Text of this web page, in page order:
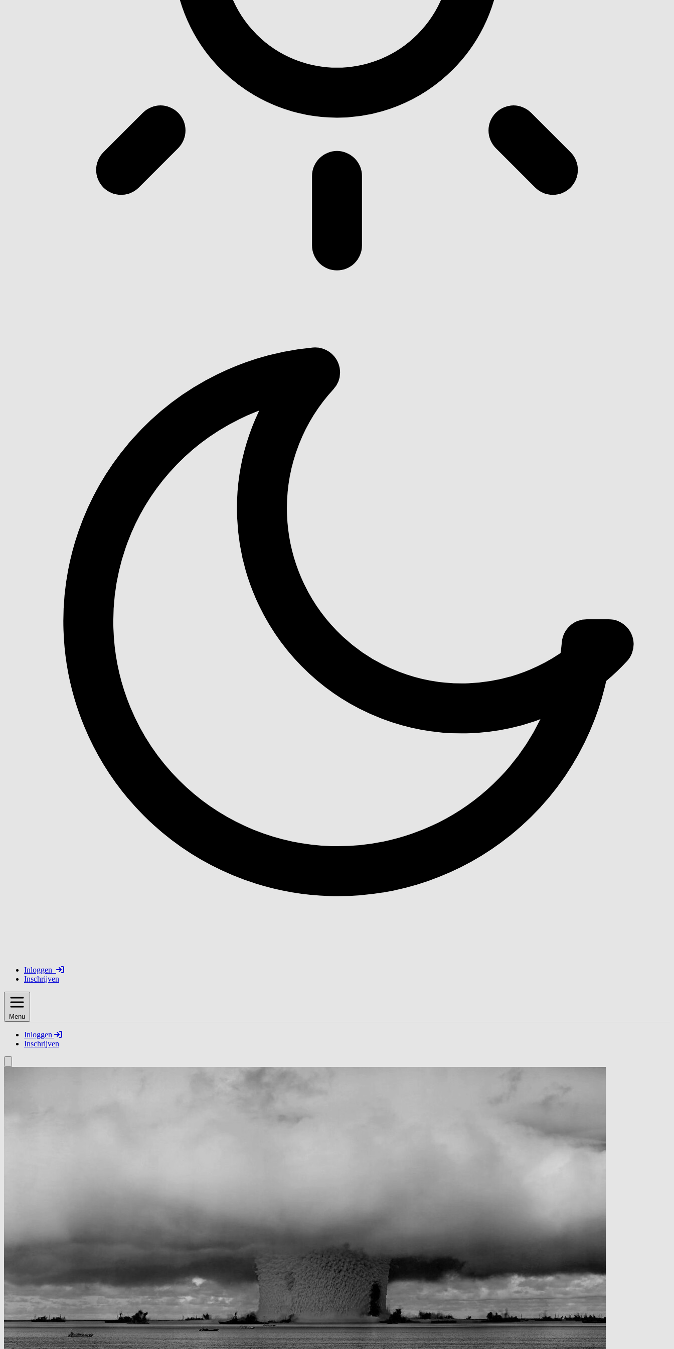
Inloggen
Inschrijven
Menu
Inloggen
Inschrijven